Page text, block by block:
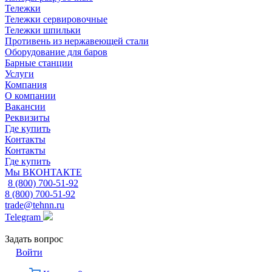
Тележки
Тележки сервировочные
Тележки шпильки
Противень из нержавеющей стали
Оборудование для баров
Барные станции
Услуги
Компания
О компании
Вакансии
Реквизиты
Где купить
Контакты
Контакты
Где купить
Мы ВКОНТАКТЕ
8 (800) 700-51-92
8 (800) 700-51-92
trade@tehnn.ru
Telegram
Задать вопрос
Войти